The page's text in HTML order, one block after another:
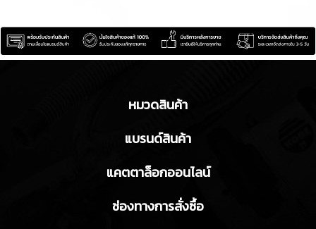
หมวดสินค้า
แบรนด์สินค้า
แคตตาล็อกออนไลน์
ช่องทางการสั่งซื้อ